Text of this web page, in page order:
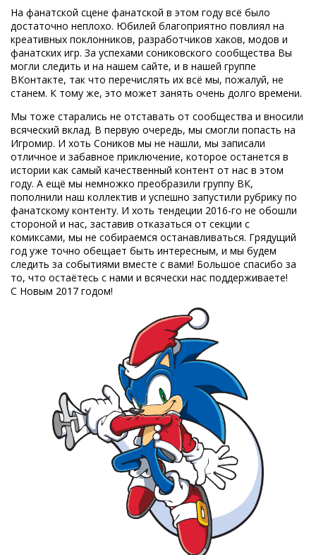
На фанатской сцене фанатской в этом году всё было
достаточно неплохо. Юбилей благоприятно повлиял на
креативных поклонников, разработчиков хаков, модов и
фанатских игр. За успехами сониковского сообщества Вы
могли следить и на нашем сайте, и в нашей группе
ВКонтакте, так что перечислять их всё мы, пожалуй, не
станем. К тому же, это может занять очень долго времени.
Мы тоже старались не отставать от сообщества и вносили
всяческий вклад. В первую очередь, мы смогли попасть на
Игромир. И хоть Соников мы не нашли, мы записали
отличное и забавное приключение, которое останется в
истории как самый качественный контент от нас в этом
году. А ещё мы немножко преобразили группу ВК,
пополнили наш коллектив и успешно запустили рубрику по
фанатскому контенту. И хоть тендеции 2016-го не обошли
стороной и нас, заставив отказаться от секции с
комиксами, мы не собираемся останавливаться. Грядущий
год уже точно обещает быть интересным, и мы будем
следить за событиями вместе с вами! Большое спасибо за
то, что остаётесь с нами и всячески нас поддерживаете!
С Новым 2017 годом!